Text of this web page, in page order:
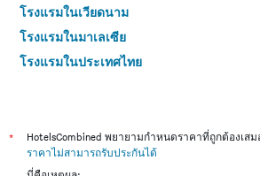
โรงแรมในเวียดนาม
โรงแรมในมาเลเซีย
โรงแรมในประเทศไทย
*
HotelsCombined พยายามกำหนดราคาที่ถูกต้องเส
ราคาไม่สามารถรับประกันได้